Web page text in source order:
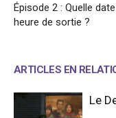
Épisode 2 : Quelle
heure de sortie ?
ARTICLES EN
Le